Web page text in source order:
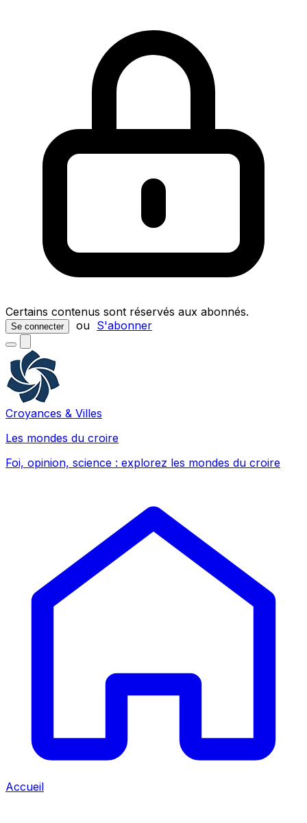
Certains contenus sont réservés aux abonnés.
Se connecter ou S'abonner
Croyances & Villes
Les mondes du croire
Foi, opinion, science : explorez les mondes du croire
Accueil